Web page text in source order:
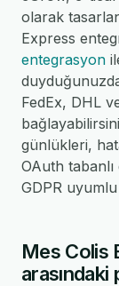
olarak
Express
entegrasyon
FedEx, DHL
günlükleri,
OAuth
GDPR
Mes Colis
arasındaki